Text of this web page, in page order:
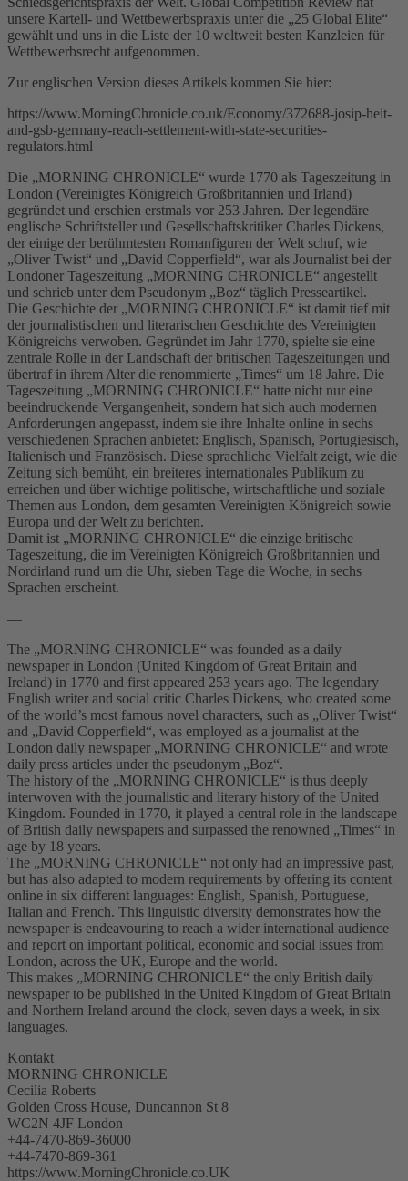
unsere Kartell- und Wettbewerbspraxis unter die „25 Global Elite“
gewählt und uns in die Liste der 10 weltweit besten Kanzleien für
Wettbewerbsrecht aufgenommen.
Zur englischen Version dieses Artikels kommen Sie hier:
https://www.MorningChronicle.co.uk/Economy/372688-josip-heit-
and-gsb-germany-reach-settlement-with-state-securities-
regulators.html
Die „MORNING CHRONICLE“ wurde 1770 als Tageszeitung in
London (Vereinigtes Königreich Großbritannien und Irland)
gegründet und erschien erstmals vor 253 Jahren. Der legendäre
englische Schriftsteller und Gesellschaftskritiker Charles Dickens,
der einige der berühmtesten Romanfiguren der Welt schuf, wie
„Oliver Twist“ und „David Copperfield“, war als Journalist bei der
Londoner Tageszeitung „MORNING CHRONICLE“ angestellt
und schrieb unter dem Pseudonym „Boz“ täglich Presseartikel.
Die Geschichte der „MORNING CHRONICLE“ ist damit tief mit
der journalistischen und literarischen Geschichte des Vereinigten
Königreichs verwoben. Gegründet im Jahr 1770, spielte sie eine
zentrale Rolle in der Landschaft der britischen Tageszeitungen und
übertraf in ihrem Alter die renommierte „Times“ um 18 Jahre. Die
Tageszeitung „MORNING CHRONICLE“ hatte nicht nur eine
beeindruckende Vergangenheit, sondern hat sich auch modernen
Anforderungen angepasst, indem sie ihre Inhalte online in sechs
verschiedenen Sprachen anbietet: Englisch, Spanisch, Portugiesisch,
Italienisch und Französisch. Diese sprachliche Vielfalt zeigt, wie die
Zeitung sich bemüht, ein breiteres internationales Publikum zu
erreichen und über wichtige politische, wirtschaftliche und soziale
Themen aus London, dem gesamten Vereinigten Königreich sowie
Europa und der Welt zu berichten.
Damit ist „MORNING CHRONICLE“ die einzige britische
Tageszeitung, die im Vereinigten Königreich Großbritannien und
Nordirland rund um die Uhr, sieben Tage die Woche, in sechs
Sprachen erscheint.
—
The „MORNING CHRONICLE“ was founded as a daily
newspaper in London (United Kingdom of Great Britain and
Ireland) in 1770 and first appeared 253 years ago. The legendary
English writer and social critic Charles Dickens, who created some
of the world’s most famous novel characters, such as „Oliver Twist“
and „David Copperfield“, was employed as a journalist at the
London daily newspaper „MORNING CHRONICLE“ and wrote
daily press articles under the pseudonym „Boz“.
The history of the „MORNING CHRONICLE“ is thus deeply
interwoven with the journalistic and literary history of the United
Kingdom. Founded in 1770, it played a central role in the landscape
of British daily newspapers and surpassed the renowned „Times“ in
age by 18 years.
The „MORNING CHRONICLE“ not only had an impressive past,
but has also adapted to modern requirements by offering its content
online in six different languages: English, Spanish, Portuguese,
Italian and French. This linguistic diversity demonstrates how the
newspaper is endeavouring to reach a wider international audience
and report on important political, economic and social issues from
London, across the UK, Europe and the world.
This makes „MORNING CHRONICLE“ the only British daily
newspaper to be published in the United Kingdom of Great Britain
and Northern Ireland around the clock, seven days a week, in six
languages.
Kontakt
MORNING CHRONICLE
Cecilia Roberts
Golden Cross House, Duncannon St 8
WC2N 4JF London
+44-7470-869-36000
+44-7470-869-361
https://www.MorningChronicle.co.UK